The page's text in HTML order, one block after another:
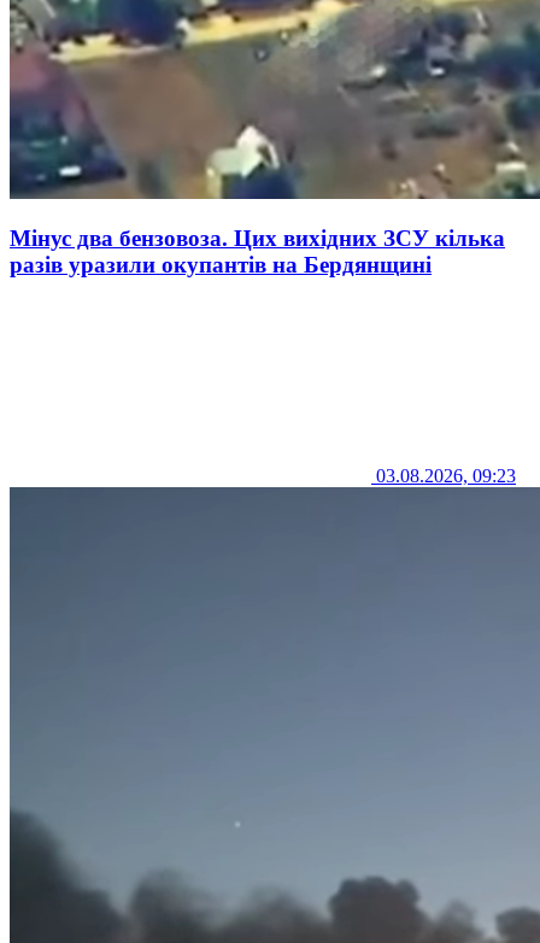
Мінус два бензовоза. Цих вихідних ЗСУ кілька
разів уразили окупантів на Бердянщині
03.08.2026, 09:23